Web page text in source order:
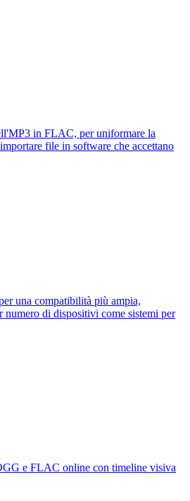
in FLAC, per uniformare la
file in software che accettano
una compatibilità più ampia,
di dispositivi come sistemi per
e FLAC online con timeline visiva